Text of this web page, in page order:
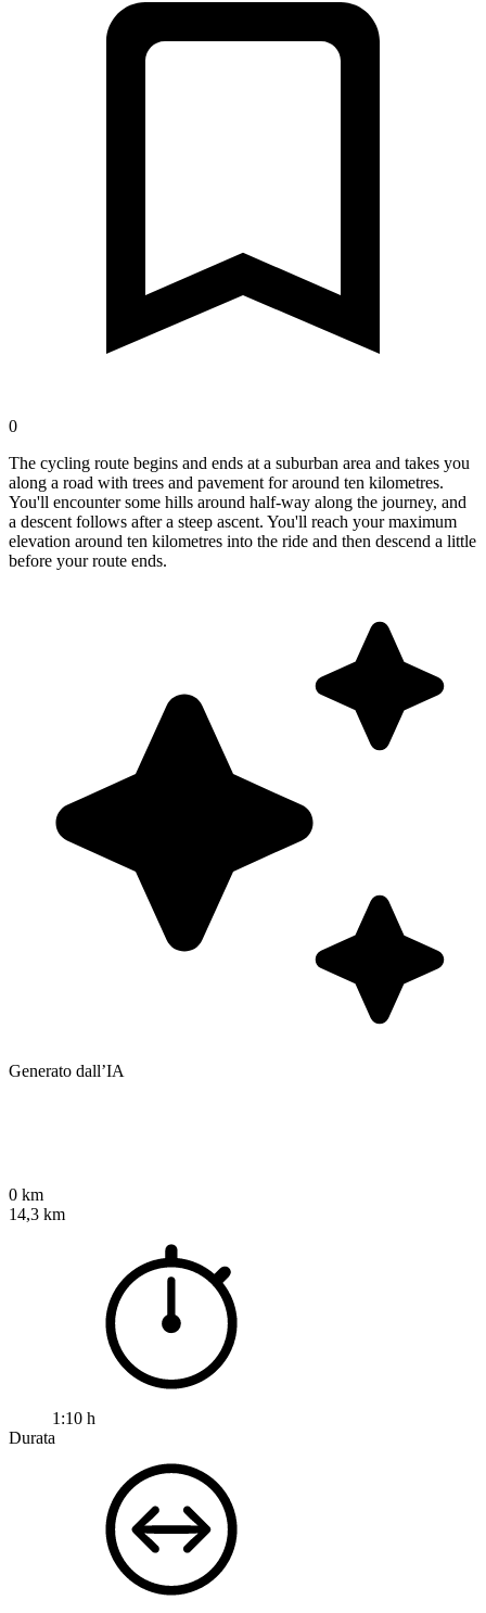
0
The cycling route begins and ends at a suburban area and takes you
along a road with trees and pavement for around ten kilometres.
You'll encounter some hills around half-way along the journey, and
a descent follows after a steep ascent. You'll reach your maximum
elevation around ten kilometres into the ride and then descend a little
before your route ends.
Generato dall’IA
0 km
14,3 km
1:10 h
Durata